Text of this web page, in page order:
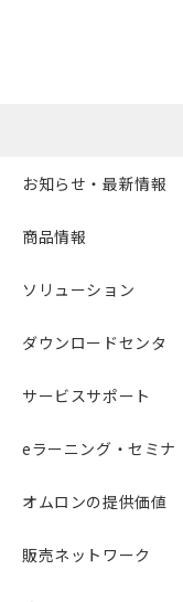
お知らせ・最新情報
商品情報
ソリューション
ダウンロードセンタ
サービスサポート
eラーニング・セミナ
オムロンの提供価値
販売ネットワーク